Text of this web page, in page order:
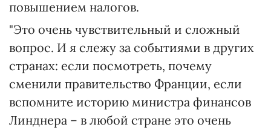
повышением налогов.
"Это очень чувствительный и сложный
вопрос. И я слежу за событиями в других
странах: если посмотреть, почему
сменили правительство Франции, если
вспомните историю министра финансов
Линднера – в любой стране это очень